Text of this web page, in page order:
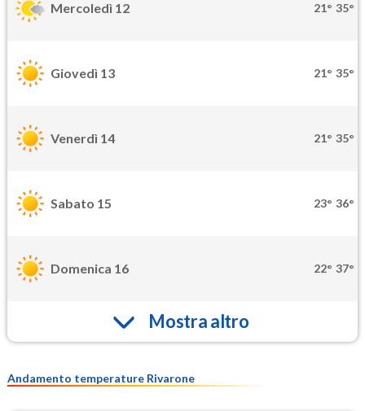
Mercoledì 12 21° 35°
Giovedì 13 21° 35°
Venerdì 14 21° 35°
Sabato 15 23° 36°
Domenica 16 22° 37°
Mostra altro
Andamento temperature Rivarone